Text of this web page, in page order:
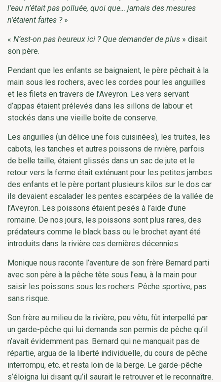
l’eau n’était pas polluée, quoi que… jamais des mesures
n’étaient faites ?»
« N’est-on pas heureux ici ? Que demander de plus » disait
son père.
Pendant que les enfants se baignaient, le père pêchait à la
main sous les rochers, avec les cordes pour les anguilles
et les filets en travers de l’Aveyron. Les vers servant
d’appas étaient prélevés dans les sillons de labour et
stockés dans une vieille boîte de conserve.
Les anguilles (un délice une fois cuisinées), les truites, les
cabots, les tanches et autres poissons de rivière, parfois
de belle taille, étaient glissés dans un sac de jute et le
retour vers la ferme était exténuant pour les petites jambes
des enfants et le père portant plusieurs kilos sur le dos car
ils devaient escalader les pentes escarpées de la vallée de
l’Aveyron. Les poissons étaient pesés à l’aide d’une
romaine. De nos jours, les poissons sont plus rares, des
prédateurs comme le black bass ou le brochet ayant été
introduits dans la rivière ces dernières décennies.
Monique nous raconte l’aventure de son frère Bernard parti
avec son père à la pêche tête sous l’eau, à la main pour
saisir les poissons sous les rochers. Pêche sportive, pas
sans risque.
Son frère au milieu de la rivière, peu vêtu, fût interpellé par
un garde-pêche qui lui demanda son permis de pêche qu’il
n’avait évidemment pas. Bernard qui ne manquait pas de
répartie, argua de la liberté individuelle, du cours de pêche
interrompu, etc. et resta loin de la berge. Le garde-pêche
s’éloigna lui disant qu’il saurait le retrouver et le reconnaître.